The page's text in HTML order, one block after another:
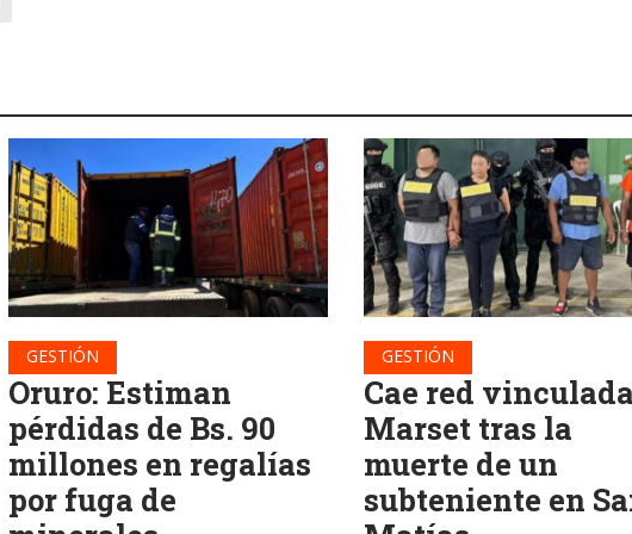
GESTIÓN
Oruro: Estiman
pérdidas de Bs. 90
millones en regalías
por fuga de
GESTIÓN
Cae red
Marset tras la
muerte de un
subteniente en